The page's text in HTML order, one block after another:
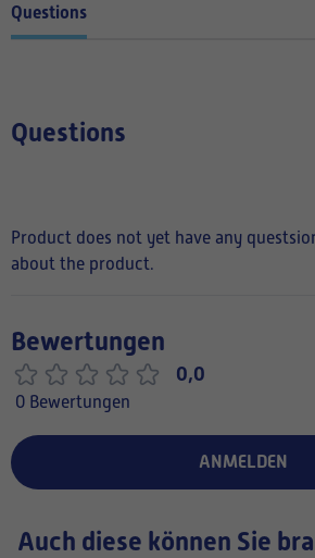
Questions
Questions
Product does not yet have any
about the product.
Bewertungen
0,0
0 Bewertungen
ANMELDEN
Auch diese können Sie